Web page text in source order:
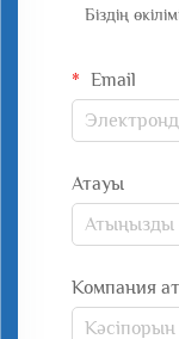
Біздің
Email
Атауы
Компания